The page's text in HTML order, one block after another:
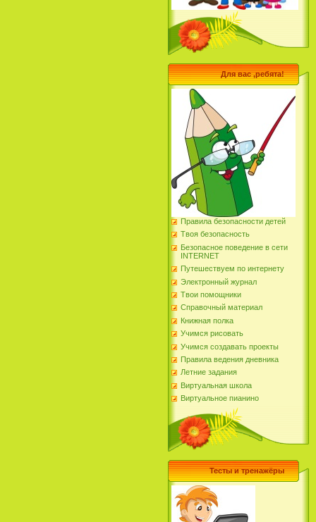
Для вас ,ребята!
Правила безопасности детей
Твоя безопасность
Безопасное поведение в сети
INTERNET
Путешествуем по интернету
Электронный журнал
Твои помощники
Справочный материал
Книжная полка
Учимся рисовать
Учимся создавать проекты
Правила ведения дневника
Летние задания
Виртуальная школа
Виртуальное пианино
Тесты и тренажёры